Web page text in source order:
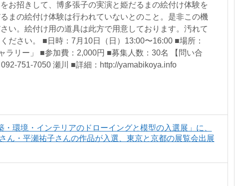
お招きして、博多張子の実演と姫だるまの絵付け体験を
まの絵付け体験は行われていないとのこと。是非この機
い。絵付け用の道具は此方で用意しております。汚れて
ださい。 ■日時：7月10日（日）13:00〜16:00 ■場所：
ラリー」 ■参加費：2,000円 ■募集人数：30名 【問い合
751-7050 瀬川 ■詳細：http://yamabikoya.info
・環境・インテリアのドローイングと模型の入選展」に、
ん・平瀬祐子さんの作品が入選、東京と京都の展覧会出展